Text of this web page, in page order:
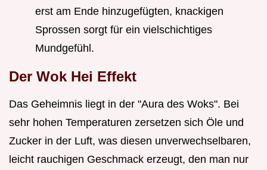
erst am Ende hinzugefügten, knackigen
Sprossen sorgt für ein vielschichtiges
Mundgefühl.
Der Wok Hei Effekt
Das Geheimnis liegt in der "Aura des Woks". Bei
sehr hohen Temperaturen zersetzen sich Öle und
Zucker in der Luft, was diesen unverwechselbaren,
leicht rauchigen Geschmack erzeugt, den man nur